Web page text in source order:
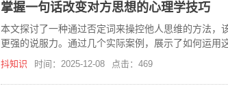
掌握一句话改变对方思想的心理学技巧
本文探讨了一种通过否定词来操控他人思维的方法，
更强的说服力。通过几个实际案例，展示了如何运用
抖知识 时间：2025-12-08 点击：469